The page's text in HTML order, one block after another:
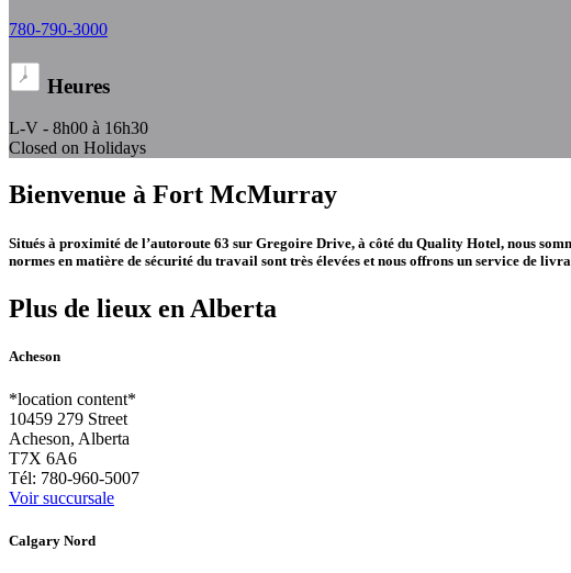
780-790-3000
Heures
L-V - 8h00 à 16h30
Closed on Holidays
Bienvenue à Fort McMurray
Situés à proximité de l’autoroute 63 sur Gregoire Drive, à côté du Quality Hotel, nous
normes en matière de sécurité du travail sont très élevées et nous offrons un service de
Plus de lieux en Alberta
Acheson
*location content*
10459 279 Street
Acheson, Alberta
T7X 6A6
Tél: 780-960-5007
Voir succursale
Calgary Nord